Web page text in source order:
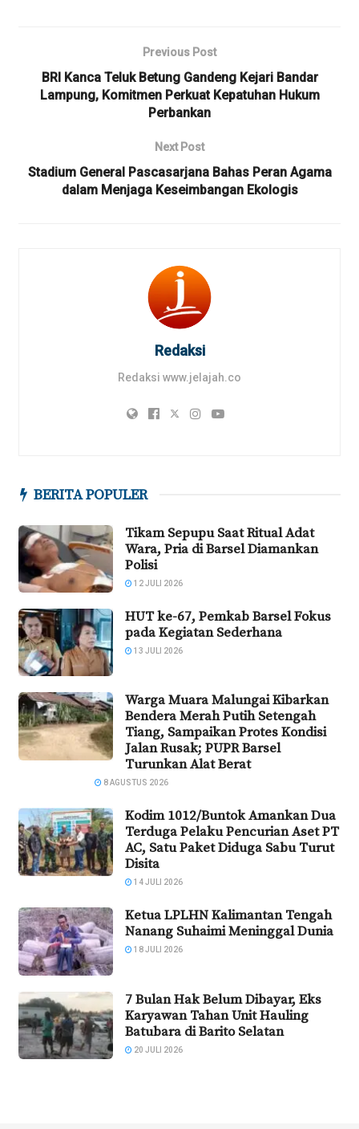
Previous Post
BRI Kanca Teluk Betung Gandeng Kejari Bandar
Lampung, Komitmen Perkuat Kepatuhan Hukum
Perbankan
Next Post
Stadium General Pascasarjana Bahas Peran Agama
dalam Menjaga Keseimbangan Ekologis
Redaksi
Redaksi www.jelajah.co
BERITA POPULER
Tikam Sepupu Saat Ritual Adat
Wara, Pria di Barsel Diamankan
Polisi
12 JULI 2026
HUT ke-67, Pemkab Barsel Fokus
pada Kegiatan Sederhana
13 JULI 2026
Warga Muara Malungai Kibarkan
Bendera Merah Putih Setengah
Tiang, Sampaikan Protes Kondisi
Jalan Rusak; PUPR Barsel
Turunkan Alat Berat
8 AGUSTUS 2026
Kodim 1012/Buntok Amankan Dua
Terduga Pelaku Pencurian Aset PT
AC, Satu Paket Diduga Sabu Turut
Disita
14 JULI 2026
Ketua LPLHN Kalimantan Tengah
Nanang Suhaimi Meninggal Dunia
18 JULI 2026
7 Bulan Hak Belum Dibayar, Eks
Karyawan Tahan Unit Hauling
Batubara di Barito Selatan
20 JULI 2026